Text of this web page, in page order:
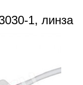
1, линза